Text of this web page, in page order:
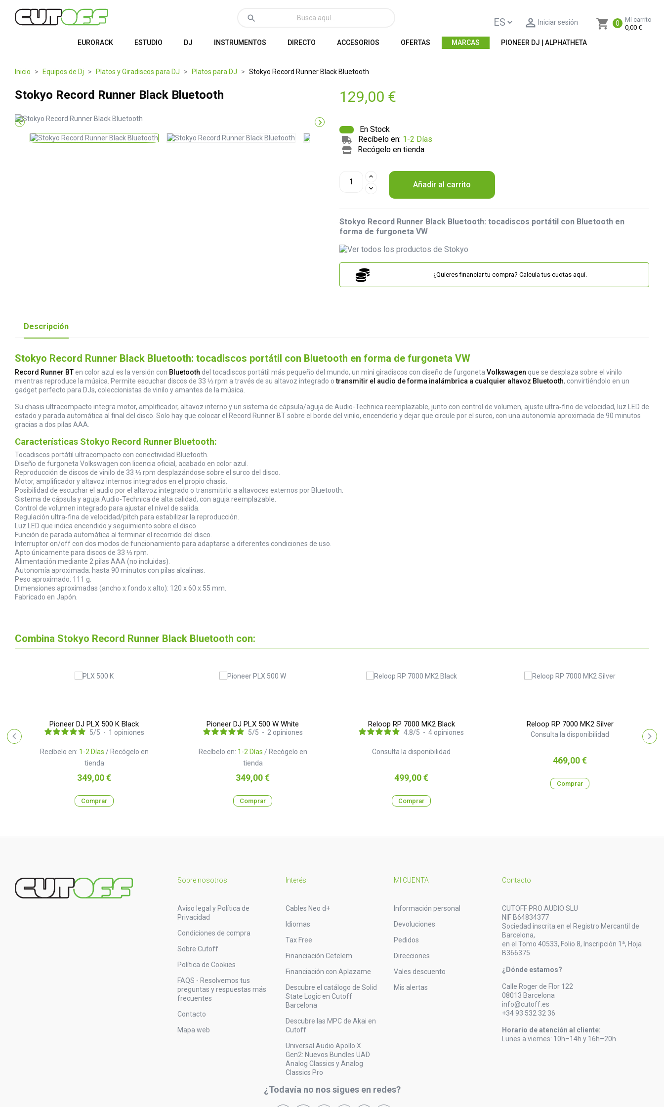
shopping_cart 0
Mi carrito
0,00 €
 Iniciar sesión
search
EURORACK ESTUDIO DJ INSTRUMENTOS DIRECTO ACCESORIOS OFERTAS MARCAS PIONEER DJ | ALPHATHETA
Inicio Equipos de Dj Platos y Giradiscos para DJ Platos para DJ Stokyo Record Runner Black Bluetooth
Stokyo Record Runner Black Bluetooth
 
129,00 €
En Stock
Recíbelo en: 1-2 Días
Recógelo en tienda
Añadir al carrito
Stokyo Record Runner Black Bluetooth: tocadiscos portátil con Bluetooth en
forma de furgoneta VW
¿Quieres financiar tu compra? Calcula tus cuotas aquí.
Descripción
Stokyo Record Runner Black Bluetooth: tocadiscos portátil con Bluetooth en forma de furgoneta VW
Record Runner BTen color azul es la versión con Bluetooth del tocadiscos portátil más pequeño del mundo, un mini giradiscos con diseño de furgoneta Volkswagen que se desplaza sobre el vinilo
mientras reproduce la música. Permite escuchar discos de 33 ⅓ rpm a través de su altavoz integrado otransmitir el audio de forma inalámbrica a cualquier altavoz Bluetooth, convirtiéndolo en un
gadget perfecto para DJs, coleccionistas de vinilo y amantes de la música.
Su chasis ultracompacto integra motor, amplificador, altavoz interno y un sistema de cápsula/aguja de Audio-Technica reemplazable, junto con control de volumen, ajuste ultra‑fino de velocidad, luz LED de
estado y parada automática al final del disco. Solo hay que colocar el Record Runner BT sobre el borde del vinilo, encenderlo y dejar que circule por el surco, con una autonomía aproximada de 90 minutos
gracias a dos pilas AAA.
Características Stokyo Record Runner Bluetooth:
Tocadiscos portátil ultracompacto con conectividad Bluetooth.
Diseño de furgoneta Volkswagen con licencia oficial, acabado en color azul.
Reproducción de discos de vinilo de 33 ⅓ rpm desplazándose sobre el surco del disco.
Motor, amplificador y altavoz internos integrados en el propio chasis.
Posibilidad de escuchar el audio por el altavoz integrado o transmitirlo a altavoces externos por Bluetooth.
Sistema de cápsula y aguja Audio-Technica de alta calidad, con aguja reemplazable.
Control de volumen integrado para ajustar el nivel de salida.
Regulación ultra‑fina de velocidad/pitch para estabilizar la reproducción.
Luz LED que indica encendido y seguimiento sobre el disco.
Función de parada automática al terminar el recorrido del disco.
Interruptor on/off con dos modos de funcionamiento para adaptarse a diferentes condiciones de uso.
Apto únicamente para discos de 33 ⅓ rpm.
Alimentación mediante 2 pilas AAA (no incluidas).
Autonomía aproximada: hasta 90 minutos con pilas alcalinas.
Peso aproximado: 111 g.
Dimensiones aproximadas (ancho x fondo x alto): 120 x 60 x 55 mm.
Fabricado en Japón.
Combina Stokyo Record Runner Black Bluetooth con:
Pioneer DJ PLX 500 K Black
Recíbelo en: 1-2 Días / Recógelo en
tienda
5/5 - 1 opiniones
Precio
349,00 €
Comprar
Pioneer DJ PLX 500 W White
Recíbelo en: 1-2 Días / Recógelo en
tienda
5/5 - 2 opiniones
Precio
349,00 €
Comprar
Reloop RP 7000 MK2 Black
Consulta la disponibilidad
4.8/5 - 4 opiniones
Precio
499,00 €
Comprar
Reloop RP 7000 MK2 Silver
Consulta la disponibilidad
Precio
469,00 €
Comprar
Sobre nosotros
Aviso legal y Política de
Privacidad
Condiciones de compra
Sobre Cutoff
Política de Cookies
FAQS - Resolvemos tus
preguntas y respuestas más
frecuentes
Contacto
Mapa web
Interés
Cables Neo d+
Idiomas
Tax Free
Financiación Cetelem
Financiación con Aplazame
Descubre el catálogo de Solid
State Logic en Cutoff
Barcelona
Descubre las MPC de Akai en
Cutoff
Universal Audio Apollo X
Gen2: Nuevos Bundles UAD
Analog Classics y Analog
Classics Pro
MI CUENTA
Información personal
Devoluciones
Pedidos
Direcciones
Vales descuento
Mis alertas
Contacto
CUTOFF PRO AUDIO SLU
NIF B64834377
Sociedad inscrita en el Registro Mercantil de
Barcelona,
en el Tomo 40533, Folio 8, Inscripción 1ª, Hoja
B366375.
¿Dónde estamos?
Calle Roger de Flor 122
08013 Barcelona
info@cutoff.es
+34 93 532 32 36
Horario de atención al cliente:
Lunes a viernes: 10h–14h y 16h–20h
¿Todavía no nos sigues en redes?